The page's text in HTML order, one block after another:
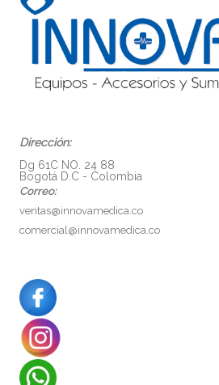
Dirección:
Dg 61C NO. 24 88
Bogotá D.C - Colombia
Correo:
ventas@innovamedica.co
comercial@innovamedica.co